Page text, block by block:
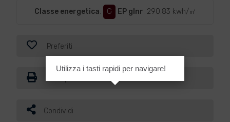
Classe energetica: G EP glnr: 290.83 kwh/㎡
Preferiti
Condividi
Utilizza i tasti rapidi per navigare!